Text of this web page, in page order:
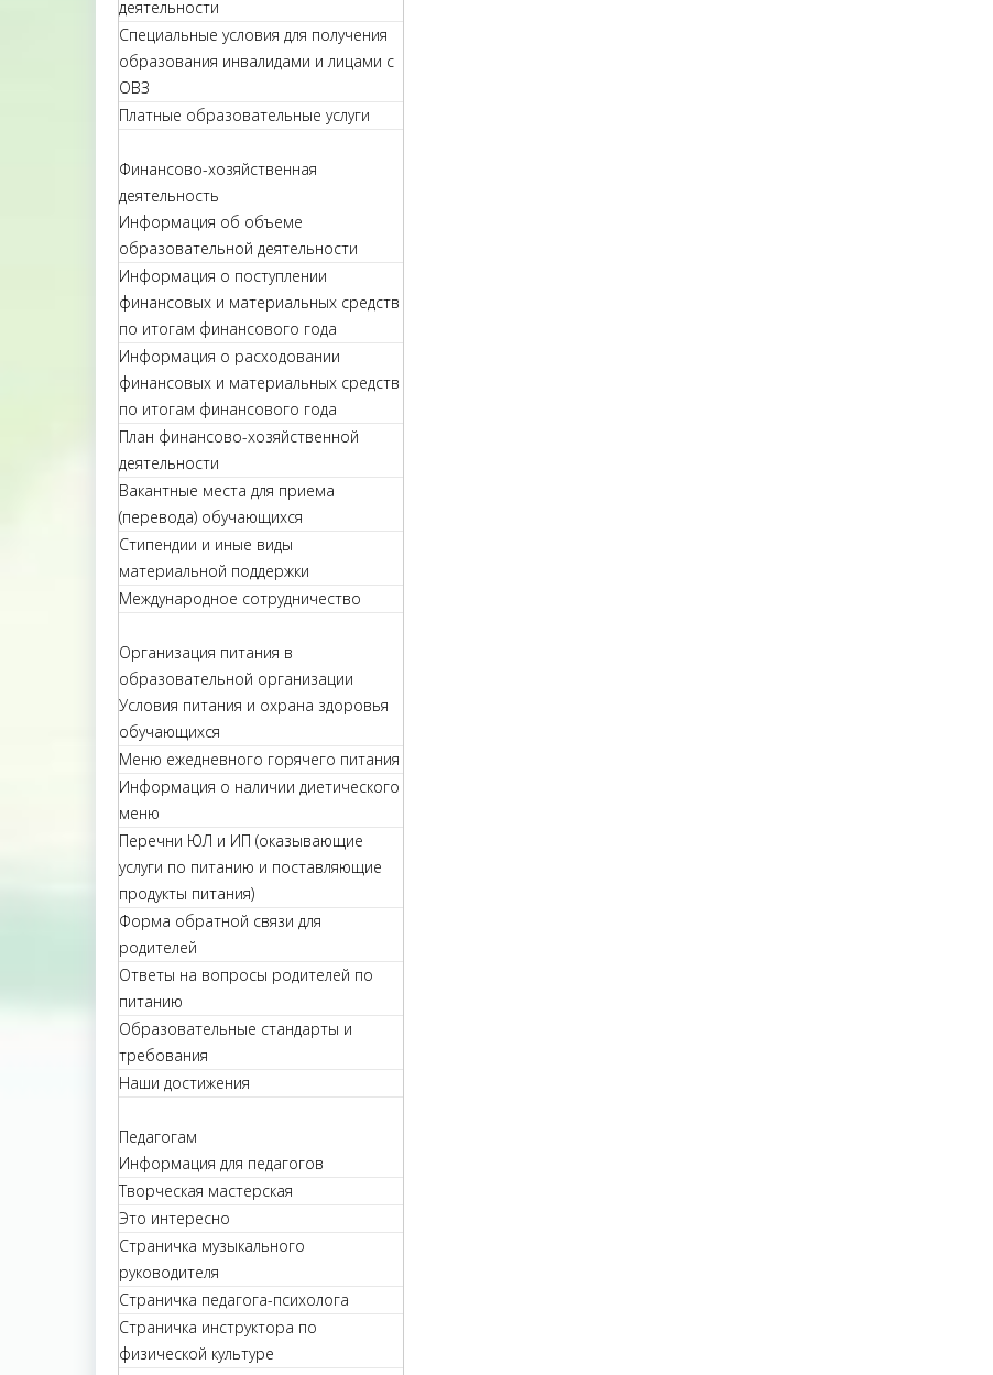
деятельности
Специальные условия для получения
образования инвалидами и лицами с
ОВЗ
Платные образовательные услуги
Финансово-хозяйственная
деятельность
Информация об объеме
образовательной деятельности
Информация о поступлении
финансовых и материальных средств
по итогам финансового года
Информация о расходовании
финансовых и материальных средств
по итогам финансового года
План финансово-хозяйственной
деятельности
Вакантные места для приема
(перевода) обучающихся
Стипендии и иные виды
материальной поддержки
Международное сотрудничество
Организация питания в
образовательной организации
Условия питания и охрана здоровья
обучающихся
Меню ежедневного горячего питания
Информация о наличии диетического
меню
Перечни ЮЛ и ИП (оказывающие
услуги по питанию и поставляющие
продукты питания)
Форма обратной связи для
родителей
Ответы на вопросы родителей по
питанию
Образовательные стандарты и
требования
Наши достижения
Педагогам
Информация для педагогов
Творческая мастерская
Это интересно
Страничка музыкального
руководителя
Страничка педагога-психолога
Страничка инструктора по
физической культуре